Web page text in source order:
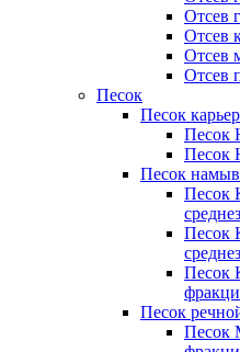
Отсев
Отсев
Отсев
Отсев
Песок
Песок
Песок
Песок
Песок
Песок
Песок
Песок
Песок
Песок